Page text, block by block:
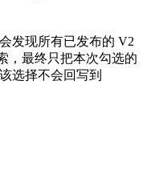
发现所有已发布的 V2
，最终只把本次勾选的
选择不会回写到